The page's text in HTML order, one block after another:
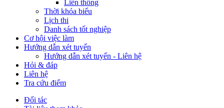
Liên thông
Thời khóa biểu
Lịch thi
Danh sách tốt nghiệp
Cơ hội việc làm
Hướng dẫn xét tuyển
Hướng dẫn xét tuyển - Liên hệ
Hỏi & đáp
Liên hệ
Tra cứu điểm
Đối tác